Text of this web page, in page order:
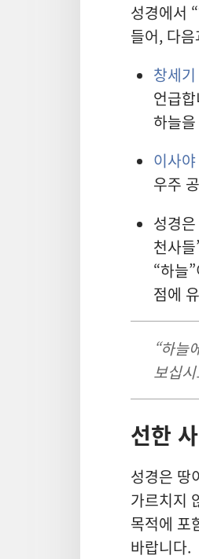
성경에서
들어, 다
창세
언급
하늘
이사
우주
성경
천사
“하늘
점에
“하늘
보십
선한
성경은 땅
가르치지
목적에 포
바랍니다.